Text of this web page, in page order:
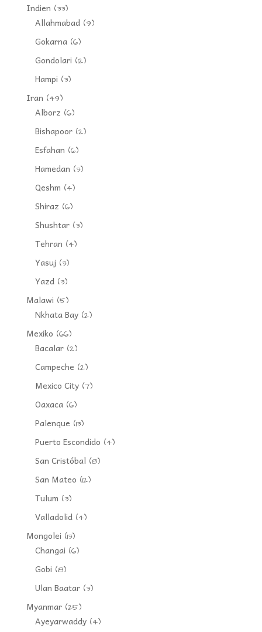
Indien (33)
Allahmabad(9)
Gokarna(6)
Gondolari (12)
Hampi (3)
Iran (49)
Alborz (6)
Bishapoor(2)
Esfahan (6)
Hamedan (3)
Qeshm (4)
Shiraz (6)
Shushtar(3)
Tehran (4)
Yasuj (3)
Yazd(3)
Malawi (5)
Nkhata Bay(2)
Mexiko (66)
Bacalar(2)
Campeche (2)
Mexico City(7)
Oaxaca(6)
Palenque (13)
Puerto Escondido (4)
San Cristóbal (8)
San Mateo (12)
Tulum (3)
Valladolid(4)
Mongolei (13)
Changai (6)
Gobi (8)
Ulan Baatar(3)
Myanmar(25)
Ayeyarwaddy(4)